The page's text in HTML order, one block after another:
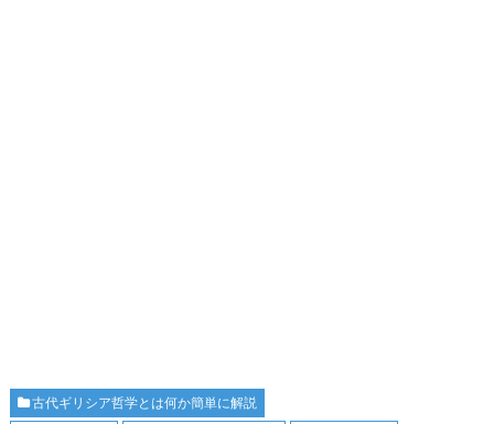
古代ギリシア哲学とは何か簡単に解説